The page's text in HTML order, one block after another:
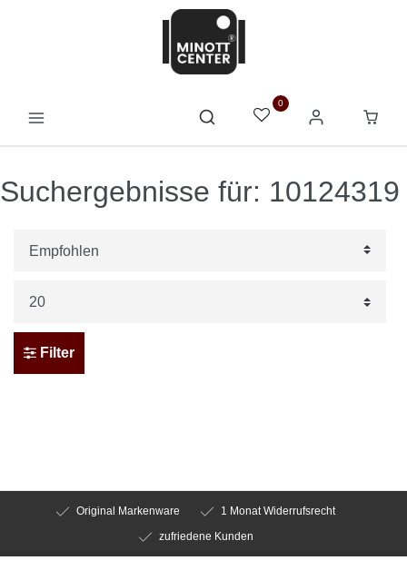
0
Suchergebnisse für: 10124319
Filter
Original Markenware
1 Monat Widerrufsrecht
zufriedene Kunden